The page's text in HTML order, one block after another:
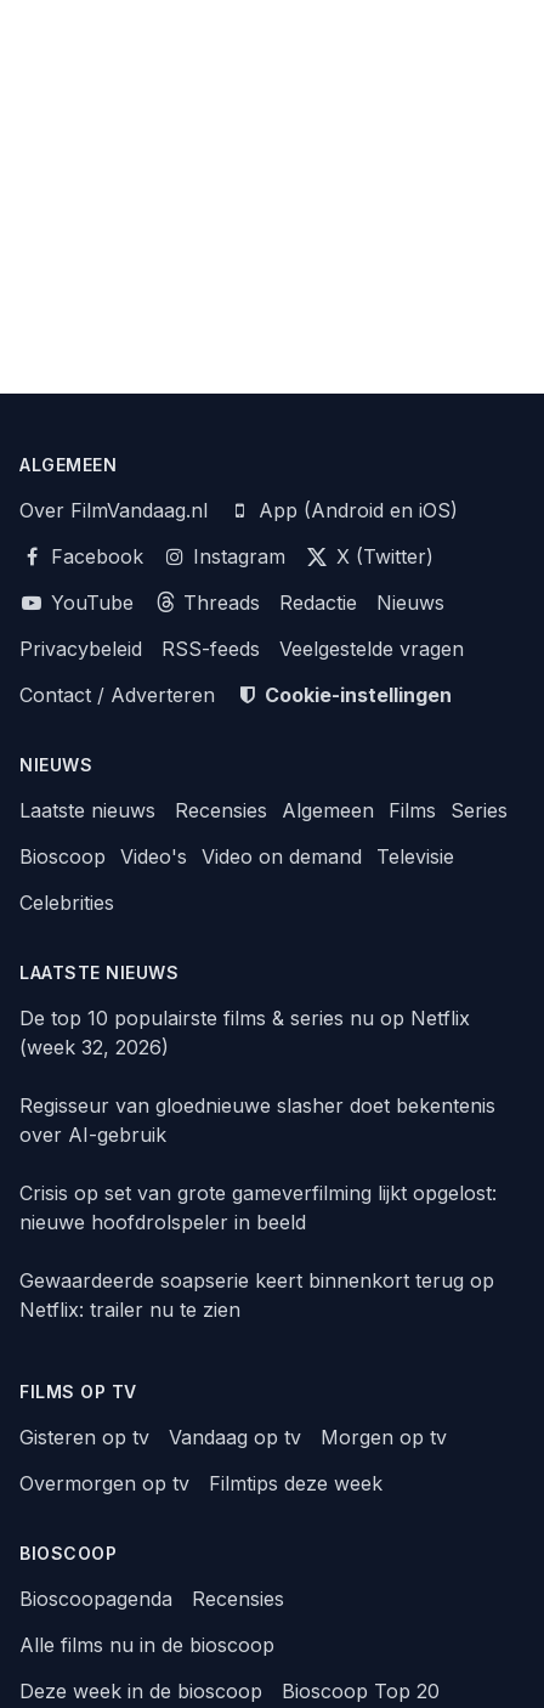
ALGEMEEN
Over FilmVandaag.nl
App (Android en iOS)
Facebook
Instagram
X (Twitter)
YouTube
Threads Redactie
Nieuws
Privacybeleid
RSS-feeds
Veelgestelde vragen
Contact / Adverteren
Cookie-instellingen
NIEUWS
Laatste nieuws Recensies Algemeen Films
Series
Bioscoop
Video's Video on demand
Televisie
Celebrities
LAATSTE NIEUWS
De top 10 populairste films & series nu op Netflix
(week 32, 2026)
Regisseur van gloednieuwe slasher doet bekentenis
over AI-gebruik
Crisis op set van grote gameverfilming lijkt opgelost:
nieuwe hoofdrolspeler in beeld
Gewaardeerde soapserie keert binnenkort terug op
Netflix: trailer nu te zien
FILMS OP TV
Gisteren op tv Vandaag op tv
Morgen op tv
Overmorgen op tv
Filmtips deze week
BIOSCOOP
Bioscoopagenda
Recensies
Alle films nu in de bioscoop
Deze week in de bioscoop
Bioscoop Top 20